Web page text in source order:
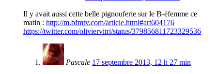
Il y avait aussi cette belle pignouferie sur le B-èfemme ce
matin : http://m.bfmtv.com/article.html#art604176
https://twitter.com/oliviervitri/status/379856811723329536
Pascale 17 septembre 2013, 12 h 27 min